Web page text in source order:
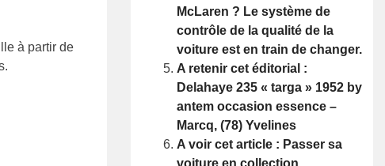
à partir de
McLaren ? Le système de
contrôle de la qualité de la
voiture est en train de changer.
A retenir cet éditorial :
Delahaye 235 « targa » 1952 by
antem occasion essence –
Marcq, (78) Yvelines
A voir cet article : Passer sa
voiture en collection